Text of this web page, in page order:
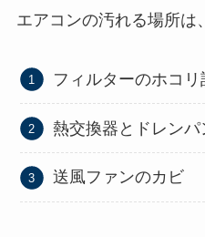
エアコンの汚れる場所は
フィルターのホコリ
熱交換器とドレンパ
送風ファンのカビ